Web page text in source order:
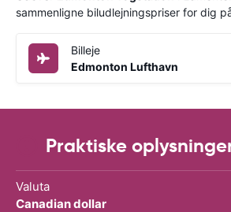
sammenligne biludlejningspriser for dig
Billeje
Edmonton Lufthavn
Praktiske
Valuta
Canadian dollar